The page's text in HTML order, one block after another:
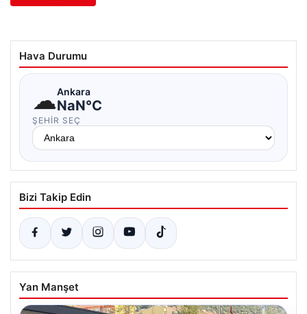
Hava Durumu
☁Ankara
NaN°C
ŞEHIR SEÇ
Bizi Takip Edin
Yan Manşet